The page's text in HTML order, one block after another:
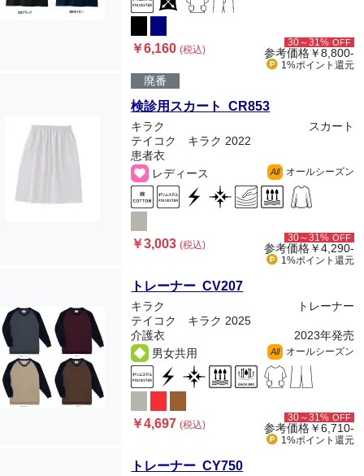
￥6,160(税込)
30～31% OFF
参考価格￥8,800-
1%ポイント 還元
廃番
検診用スカート CR853
キラク
スカート
テイコク キラク 2022
患者衣
レディース
All オールシーズン
￥3,003(税込)
30～31% OFF
参考価格￥4,290-
1%ポイント 還元
トレーナー CV207
キラク
トレーナー
テイコク キラク 2025
介護衣
2023年発売
男女共用
All オールシーズン
￥4,697(税込)
30～31% OFF
参考価格￥6,710-
1%ポイント 還元
トレーナー CY750